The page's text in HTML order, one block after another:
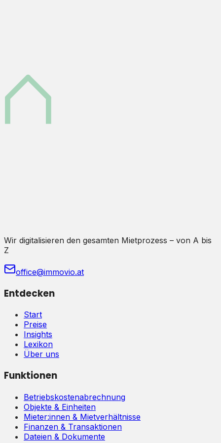
Wir digitalisieren den gesamten Mietprozess – von A bis
Z
office@immovio.at
Entdecken
Start
Preise
Insights
Lexikon
Über uns
Funktionen
Betriebskostenabrechnung
Objekte & Einheiten
Mieter:innen & Mietverhältnisse
Finanzen & Transaktionen
Dateien & Dokumente